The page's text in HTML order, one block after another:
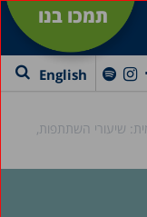
תמכו בנו
English
שיעורי השתתפות,